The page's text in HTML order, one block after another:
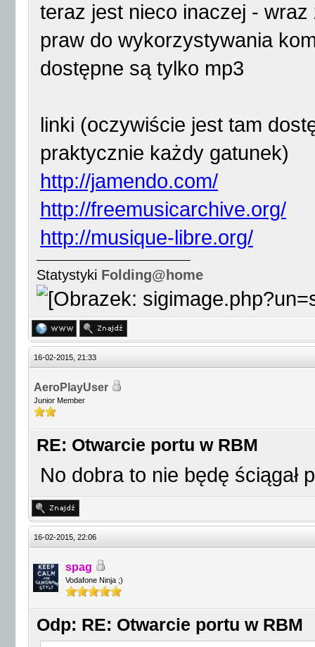
teraz jest nieco inaczej -
praw do wykorzystywania
dostępne są tylko mp3
linki (oczywiście jest tam
praktycznie każdy gatunek)
http://jamendo.com/
http://freemusicarchive.org/
http://musique-libre.org/
Statystyki Folding@home
16-02-2015, 21:33
AeroPlayUser
Junior Member
RE: Otwarcie portu w RBM
No dobra to nie będę ściągał
16-02-2015, 22:06
spag
Vodafone Ninja ;)
Odp: RE: Otwarcie portu w RBM